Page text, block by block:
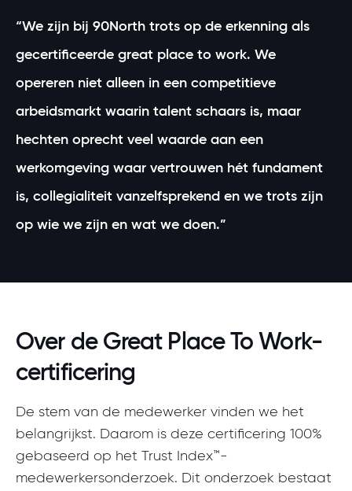
“We zijn bij 90North trots op de erkenning als
gecertificeerde great place to work. We
opereren niet alleen in een competitieve
arbeidsmarkt waarin talent schaars is, maar
hechten oprecht veel waarde aan een
werkomgeving waar vertrouwen hét fundament
is, collegialiteit vanzelfsprekend en we trots zijn
op wie we zijn en wat we doen.”
Over de Great Place To Work-
certificering
De stem van de medewerker vinden we het
belangrijkst. Daarom is deze certificering 100%
gebaseerd op het Trust Index™-
medewerkersonderzoek. Dit onderzoek bestaat